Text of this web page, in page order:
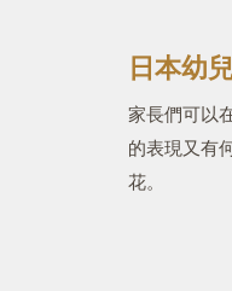
日本幼
家長們可以
的表現又有
花。